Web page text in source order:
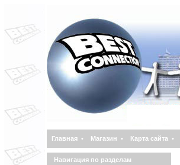
Главная • Магазин • Карта сайта •
Навигация по разделам